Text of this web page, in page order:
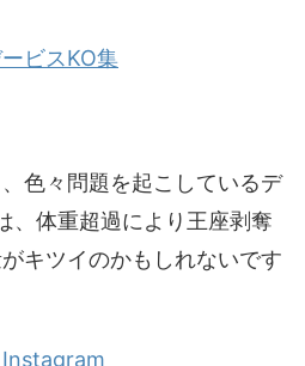
ビスKO集
色々問題を起こしているデ
、体重超過により王座剥奪
キツイのかもしれないです
Instagram